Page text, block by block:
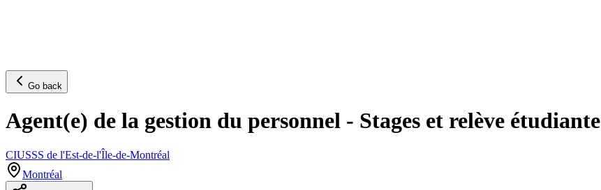
Go back
Agent(e) de la gestion du personnel - Stages et relève étudiante
CIUSSS de l'Est-de-l'Île-de-Montréal
Montréal